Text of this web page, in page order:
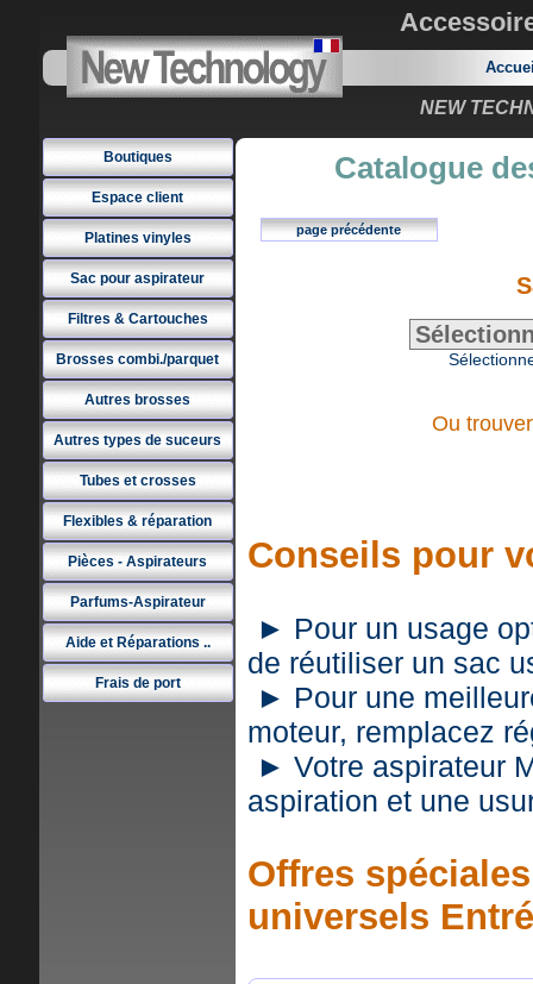
NEW
Boutiques
Espace client
Platines vinyles
Sac pour aspirateur
Filtres & Cartouches
Brosses combi./parquet
Autres brosses
Autres types de suceurs
Tubes et crosses
Flexibles & réparation
Pièces - Aspirateurs
Parfums-Aspirateur
Aide et Réparations ..
Frais de port
Catalogue
page précédente
Ou
Conseils pour
► Pour un usage
de réutiliser un sac
► Pour une
moteur, remplacez
► Votre aspirateur
aspiration et une
Offres
universels